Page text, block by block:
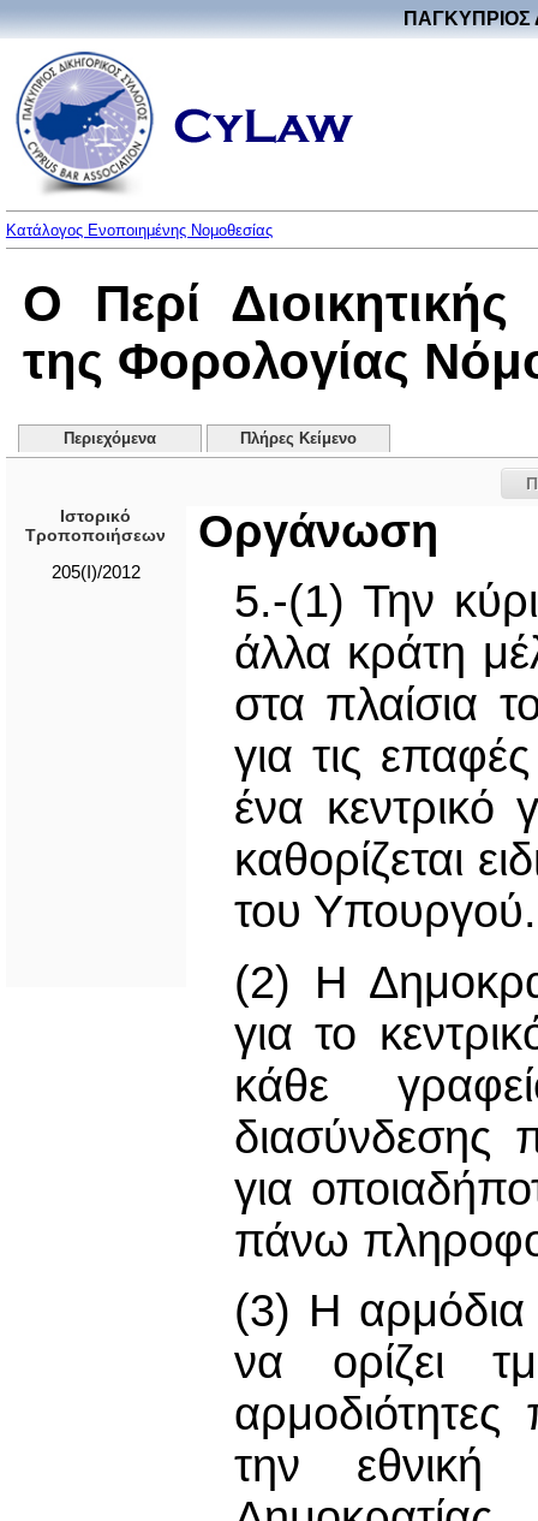
ΠΑΓΚΥΠΡΙΟΣ
Κατάλογος Ενοποιημένης Νομοθεσίας
Ο Περί
της Φορολογίας
Περιεχόμενα Πλήρες Κείμενο
Ιστορικό
Τροποποιήσεων
205(Ι)/2012
Οργάνωση
5.-(1) Την
άλλα κράτη
στα πλαίσια
για τις
ένα κεντρικό
καθορίζεται
του Υπουργού.
(2) Η
για το
κάθε
διασύνδεσης
για
πάνω
(3) Η αρμόδια
να ορίζει
την εθνική